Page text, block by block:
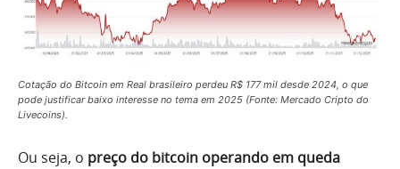
Cotação do Bitcoin em Real brasileiro perdeu R$ 177 mil desde 2024, o que
pode justificar baixo interesse no tema em 2025 (Fonte: Mercado Cripto do
Livecoins).
Ou seja, o preço do bitcoin operando em queda